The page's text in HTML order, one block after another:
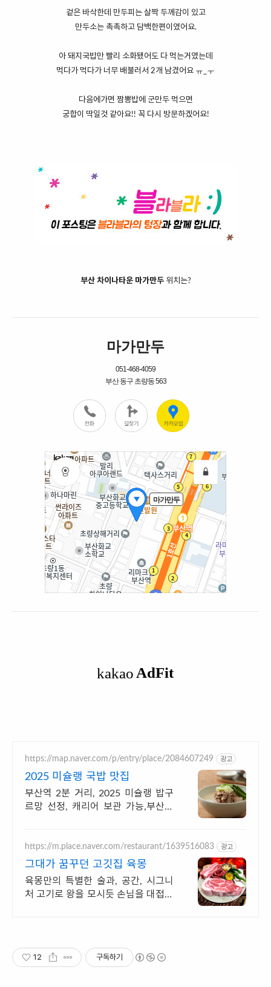
겉은 바삭한데 만두피는 살짝 두께감이 있고
만두소는 촉촉하고 담백한편이였어요.
아 돼지국밥만 빨리 소화됐어도 다 먹는거였는데
먹다가 먹다가 너무 배불러서 2개 남겼어요 ㅠ_ㅜ
다음에가면 짬뽕밥에 군만두 먹으면
궁합이 딱일것 같아요!! 꼭 다시 방문하겠어요!
부산 차이나타운 마가만두위치는?
https://map.naver.com/p/entry/place/2084607249 광고
2025 미슐랭 국밥 맛집
부산역 2분 거리, 2025 미슐랭 밥구
르망 선정, 캐리어 보관 가능,부산국
https://m.place.naver.com/restaurant/1639516083 광고
그대가 꿈꾸던 고깃집 육몽
육몽만의 특별한 술과, 공간, 시그니
처 고기로 왕을 모시듯 손님을 대접합
12 구독하기